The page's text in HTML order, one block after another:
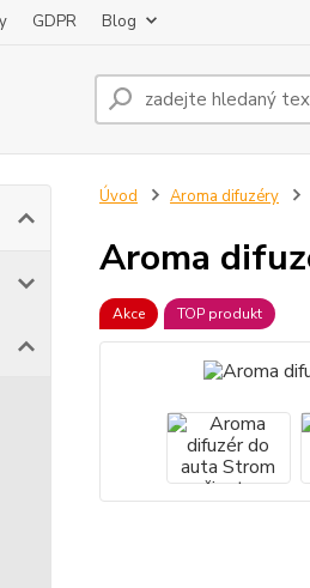
GDPR Blog
Úvod Aroma difuzéry
Aroma
Akce TOP produkt